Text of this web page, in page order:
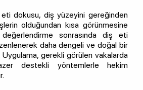
dokusu, diş yüzeyini gereğinden
olduğundan kısa görünmesine
sonrasında diş eti
daha dengeli ve doğal bir
gerekli görülen vakalarda
destekli yöntemlerle hekim